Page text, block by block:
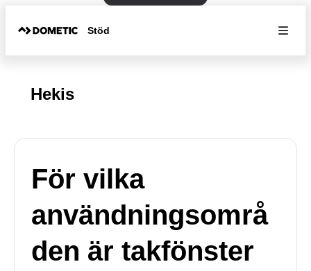
Stöd
Hekis
För vilka
användningsområ
den är takfönster